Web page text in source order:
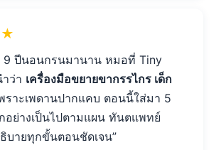
9 ปีนอนกรนมานาน หมอที่ Tiny
ว่า เครื่องมือขยายขากรรไกร เด็ก
ราะเพดานปากแคบ ตอนนี้ใส่มา 5
อย่างเป็นไปตามแผน ทันตแพทย์
บายทุกขั้นตอนชัดเจน”